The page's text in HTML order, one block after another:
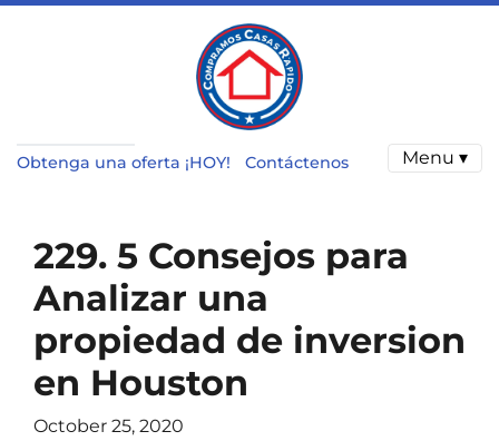
Obtenga una oferta ¡HOY! Contáctenos Menu ▾
229. 5 Consejos para
Analizar una
propiedad de inversion
en Houston
October 25, 2020